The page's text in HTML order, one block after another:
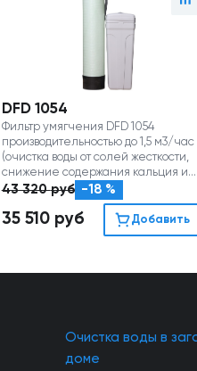
DFD 1054
Фильтр умягчения DFD 1054
производительностью до 1,5 м3/час
(очистка воды от солей жесткости,
снижение содержания кальция и
магния)
43 320руб -18 %
35 510 руб Добавить
Очистка воды в
доме